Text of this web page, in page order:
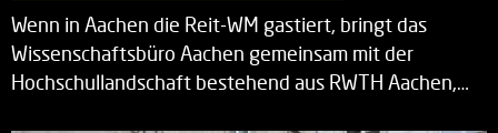
Wenn in Aachen die Reit-WM gastiert, bringt das
Wissenschaftsbüro Aachen gemeinsam mit der
Hochschullandschaft bestehend aus RWTH Aachen,…